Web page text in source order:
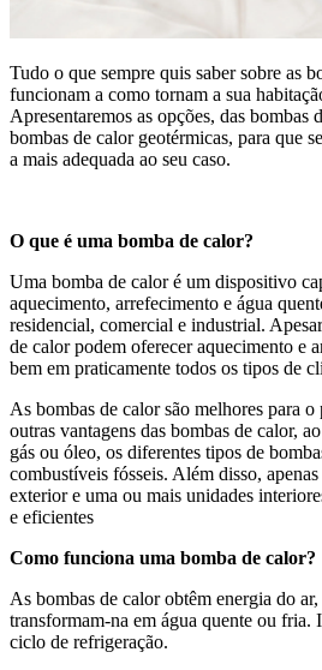
Tudo o que sempre quis saber sobre as
funcionam a como tornam a sua
Apresentaremos as opções, das bombas
bombas de calor geotérmicas, para que
a mais adequada ao seu caso.
O que é uma bomba de calor?
Uma bomba de calor é um dispositivo
aquecimento, arrefecimento e água
residencial, comercial e industrial.
de calor podem oferecer aquecimento e
bem em praticamente todos os tipos de
As bombas de calor são melhores para
outras vantagens das bombas de calor,
gás ou óleo, os diferentes tipos de
combustíveis fósseis. Além disso,
exterior e uma ou mais unidades
e eficientes
Como funciona uma bomba de calor?
As bombas de calor obtêm energia do
transformam-na em água quente ou fria.
ciclo de refrigeração.